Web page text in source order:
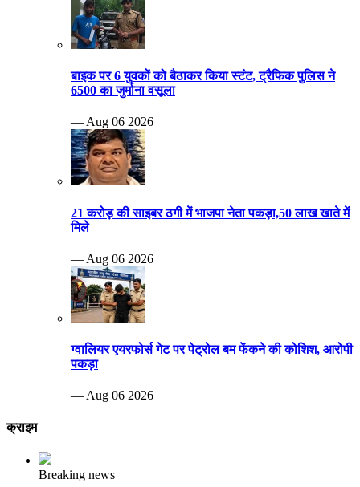
बाइक पर 6 युवकों को बैठाकर किया स्टंट, ट्रैफिक पुलिस ने
6500 का जुर्माना वसूला
— Aug 06 2026
21 करोड़ की साइबर ठगी में भाजपा नेता पकड़ा,50 लाख खाते में
मिले
— Aug 06 2026
ग्वालियर एयरफोर्स गेट पर पेट्रोल बम फेंकने की कोशिश, आरोपी
पकड़ा
— Aug 06 2026
क्राइम
Breaking news